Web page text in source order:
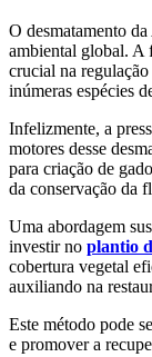
O desmatamento
ambiental global. A
crucial na
inúmeras espécies
Infelizmente, a
motores desse
para criação de
da conservação da
Uma abordagem
investir no plantio
cobertura vegetal
auxiliando na
Este método pode
e promover a